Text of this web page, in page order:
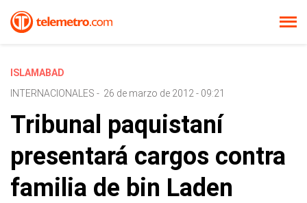
ISLAMABAD
INTERNACIONALES - 26 de marzo de 2012 - 09:21
Tribunal paquistaní
presentará cargos contra
familia de bin Laden